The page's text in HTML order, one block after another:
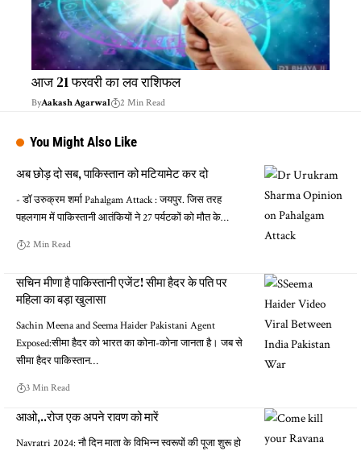
आज 21 फरवरी का लव राशिफल
ByAakash Agarwal 2 Min Read
You Might Also Like
अब छोड़ दो सब, पाकिस्तान को मटियामेट कर दो
- डॉ उरुक्रम शर्मा Pahalgam Attack : जयपुर. जिस तरह
पहलगाम में पाकिस्तानी आतंकियों ने 27 पर्यटकों को मौत के…
2 Min Read
सचिन मीणा है पाकिस्तानी एजेंट! सीमा हैदर के पति पर
महिला का बड़ा खुलासा
Sachin Meena and Seema Haider Pakistani Agent
Exposed:सीमा हैदर को भारत का कोना-कोना जानता है। जब से
सीमा हैदर पाकिस्तान…
3 Min Read
आओ,..रोज एक अपने रावण को मारें
Navratri 2024: नौ दिन माता के विभिन्न स्वरूपों की पूजा शुरू हो